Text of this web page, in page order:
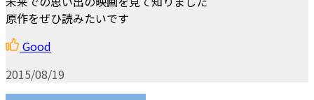
原作をぜひ読みたいです
Good
2015/08/19